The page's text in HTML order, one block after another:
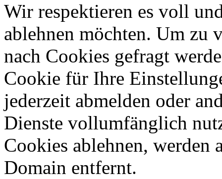
Wir respektieren es voll
ablehnen möchten. Um zu
nach Cookies gefragt
Cookie für Ihre
jederzeit abmelden oder
Dienste vollumfänglich
Cookies ablehnen, werden
Domain entfernt.